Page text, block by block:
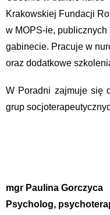
Krakowskiej Fundacji
w MOPS-ie, publicznych
gabinecie. Pracuje w
oraz dodatkowe
W Poradni zajmuje się
grup
mgr Paulina Gorczyca
Psycholog,